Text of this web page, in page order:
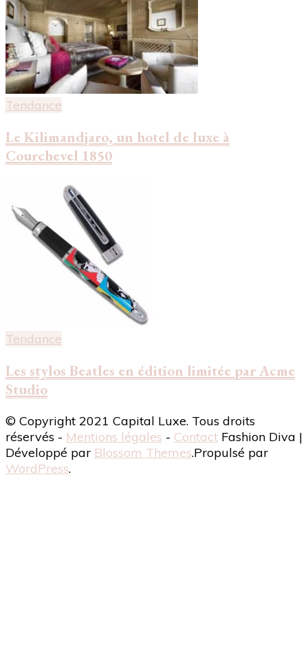
Tendance
Le Kilimandjaro, un hotel de luxe à
Courchevel 1850
Tendance
Les stylos Beatles en édition limitée par Acme
Studio
© Copyright 2021 Capital Luxe. Tous droits
réservés - Mentions légales - Contact Fashion Diva |
Développé par Blossom Themes.Propulsé par
WordPress.